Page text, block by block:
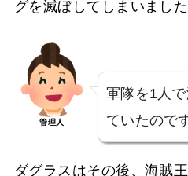
グを滅ぼしてしまいました
管理人
軍隊を1人
ていたので
ダグラスはその後、海賊